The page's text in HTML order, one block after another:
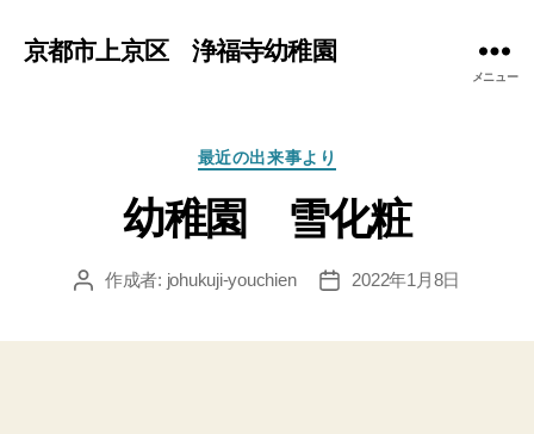
京都市上京区 浄福寺幼稚園
メニュー
カ
最近の出来事より
幼稚園 雪化粧
投 作成者: johukuji-youchien
投
2022年1月8日